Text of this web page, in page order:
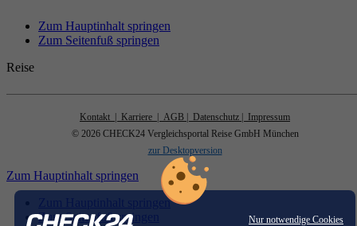
Nur notwendige Cookies
Zum Hauptinhalt springen
Zum Seitenfuß springen
Reise
Kontakt | Karriere | AGB | Datenschutz
| Impressum
© 2026 CHECK24 Vergleichsportal Reise GmbH München
zur Desktopversion
Zum Hauptinhalt springen
Zum Hauptinhalt springen
Zum Seitenfuß springen